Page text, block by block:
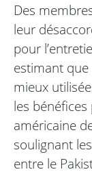
Des
leur
pour
estimant
mieux
les
américaine
soulignant
entre le